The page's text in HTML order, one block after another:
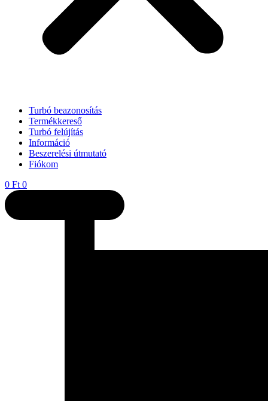
Turbó beazonosítás
Termékkereső
Turbó felújítás
Információ
Beszerelési útmutató
Fiókom
0 Ft 0